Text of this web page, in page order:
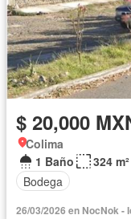
$ 20,000
Colima
1 Baño
324 m²
Bodega
26/03/2026 en NocNok -